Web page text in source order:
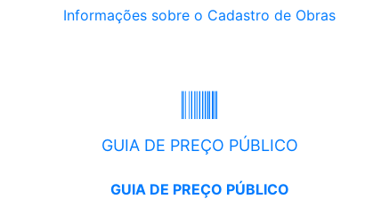
Informações sobre o Cadastro de Obras
GUIA DE PREÇO PÚBLICO
GUIA DE PREÇO PÚBLICO